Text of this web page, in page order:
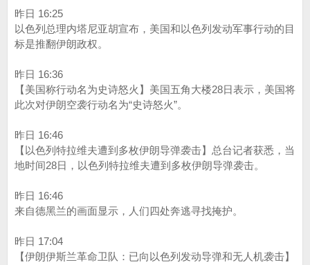
昨日 16:25
以色列总理内塔尼亚胡宣布，美国和以色列发动军事行动的目
标是推翻伊朗政权。
昨日 16:36
【美国称行动名为史诗怒火】美国五角大楼28日表示，美国将
此次对伊朗空袭行动名为“史诗怒火”。 ​​​
昨日 16:46
【以色列特拉维夫遭到多枚伊朗导弹袭击】总台记者获悉，当
地时间28日，以色列特拉维夫遭到多枚伊朗导弹袭击。
昨日 16:46
来自德黑兰的画面显示，人们四处奔逃寻找掩护。
昨日 17:04
【伊朗伊斯兰革命卫队：已向以色列发动导弹和无人机袭击】